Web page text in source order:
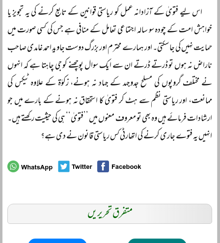
اس لیے فتویٰ کے آزادانہ عمل کو ریاستی قوانین کے تابع کرنے کی یہ تجویز یا
خواہش امت کے چودہ سو سالہ اجتماعی تعامل کے منافی ہے جس کی کسی صورت میں
حمایت نہیں کی جا سکتی۔ اور ہمارے محترم اور بزرگ دوست جاوید احمد غامدی صاحب
ناراض نہ ہوں تو ڈرتے ڈرتے ان سے ایک سوال پوچھنے کو جی چاہتا ہے کہ انہوں
نے مختلف گروپوں کی مسلح جدوجہد کے جہاد نہ ہونے، زکوٰۃ کے علاوہ ٹیکس کی
ممانعت، اور ریاستی نظم سے ہٹ کر فتویٰ کا استحقاق نہ ہونے کے بارے میں جو
ارشادات فرمائے ہیں وہ بھی تو معروف معنوں میں ’’فتویٰ‘‘ ہی کی حیثیت رکھتے ہیں۔
انہیں یہ فتوے جاری کرنے کی اتھارٹی کس ریاستی قانون نے دی ہے؟
متفرق تحریریں